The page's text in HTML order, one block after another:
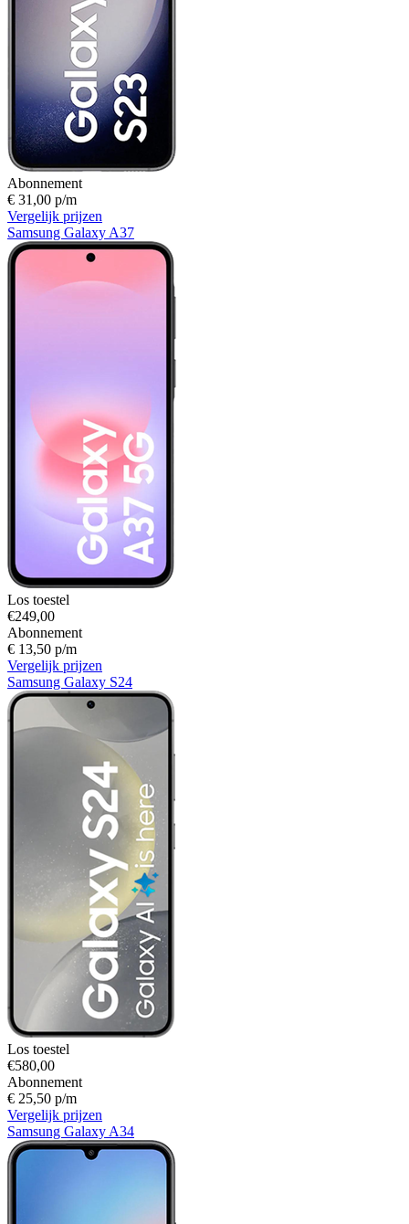
Abonnement
€ 31,00 p/m
Vergelijk prijzen
Samsung Galaxy A37
Los toestel
€249,00
Abonnement
€ 13,50 p/m
Vergelijk prijzen
Samsung Galaxy S24
Los toestel
€580,00
Abonnement
€ 25,50 p/m
Vergelijk prijzen
Samsung Galaxy A34